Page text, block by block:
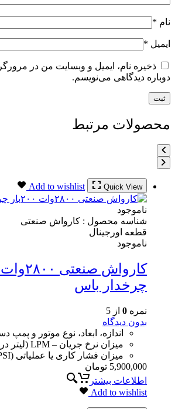
نام *
ایمیل *
ذخیره نام، ایمیل و وبسایت من در
دوباره دیدگاهی می‌نویسم.
محصولات مرتبط
Quick View
Add to wishlist
ناموجود
شناسه محصول : کارواش صنعتی
قطعه اورجینال
ناموجود
چرخدار باس
نمره 0 از 5
بدون دیدگاه
اندازه، ابعاد، نوع موتور و پمپ
میزان نرخ جریان – LPM (لیتر در دقیقه)
میزان فشار کاری یا عملیاتی (PSI یا Bar).
5,900,000 تومان
اطلاعات بیشتر
Add to wishlist